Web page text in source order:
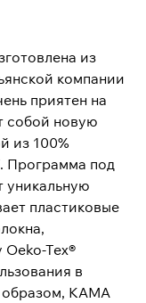
​​из
компании
приятен на
собой новую
из 100%
Программа под
уникальную
пластиковые
Tex®
в
KAMA